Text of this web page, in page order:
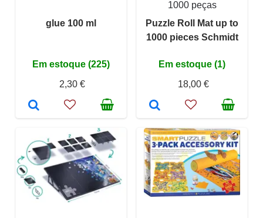
glue 100 ml
Em estoque (225)
2,30 €
1000 peças
Puzzle Roll Mat up to
1000 pieces Schmidt
Em estoque (1)
18,00 €